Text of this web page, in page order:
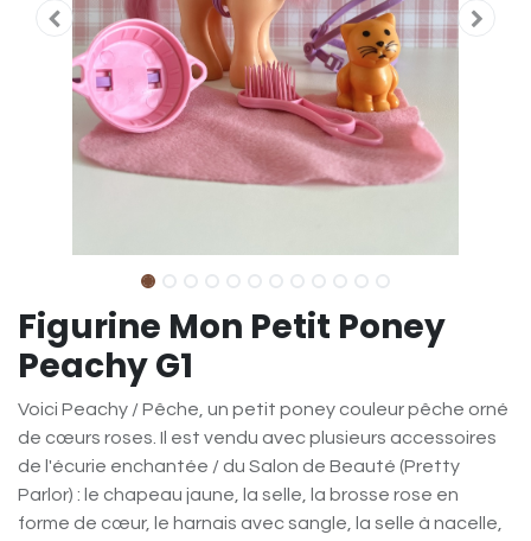
Figurine Mon Petit Poney
Peachy G1
Voici Peachy / Pêche, un petit poney couleur pêche orné
de cœurs roses. Il est vendu avec plusieurs accessoires
de l'écurie enchantée / du Salon de Beauté (Pretty
Parlor) : le chapeau jaune, la selle, la brosse rose en
forme de cœur, le harnais avec sangle, la selle à nacelle,